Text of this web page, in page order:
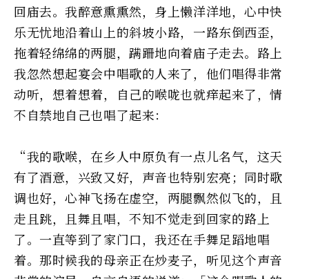
回庙去。我醉意熏熏然，身上懒洋洋地，心中快
乐无忧地沿着山上的斜坡小路，一路东倒西歪，
拖着轻绵绵的两腿，蹒跚地向着庙子走去。路上
我忽然想起宴会中唱歌的人来了，他们唱得非常
动听，想着想着，自己的喉咙也就痒起来了，情
不自禁地自己也唱了起来：
“我的歌喉，在乡人中原负有一点儿名气，这天
有了酒意，兴致又好，声音也特别宏亮；同时歌
调也好，心神飞扬在虚空，两腿飘然似飞的，且
走且跳，且舞且唱，不知不觉走到回家的路上
了。一直等到了家门口，我还在手舞足蹈地唱
着。那时候我的母亲正在炒麦子，听见这个声音